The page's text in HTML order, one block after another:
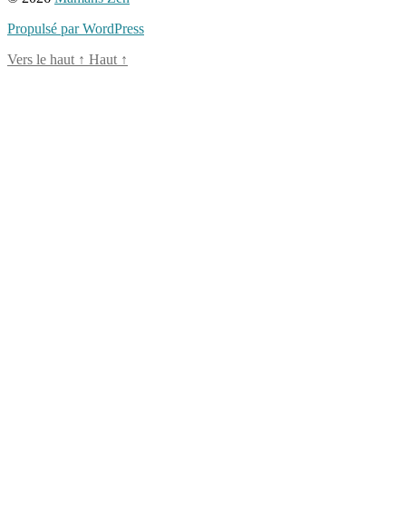
Propulsé par WordPress
Vers le haut ↑ Haut ↑